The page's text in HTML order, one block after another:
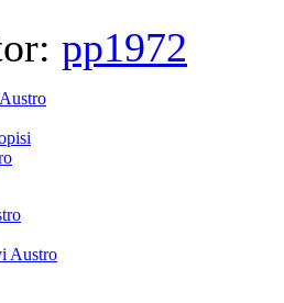
pp1972
Austro